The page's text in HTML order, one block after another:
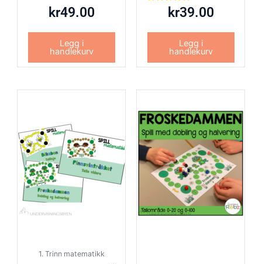
kr49.00
Legg i
handlekurv
Vurdert
4.00kr39.00
Legg i
handlekurv
1. Trinn matematikk